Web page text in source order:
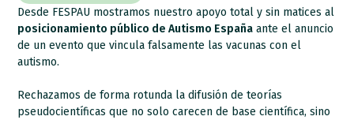
Desde FESPAU mostramos nuestro apoyo total y sin matices al
posicionamiento público de Autismo España ante el anuncio
de un evento que vincula falsamente las vacunas con el
autismo.
Rechazamos de forma rotunda la difusión de teorías
pseudocientíficas que no solo carecen de base científica, sino